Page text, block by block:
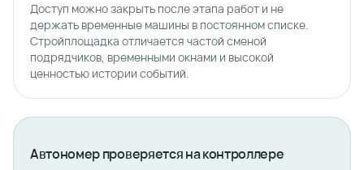
Доступ можно закрыть после этапа работ и не
держать временные машины в постоянном списке.
Стройплощадка отличается частой сменой
подрядчиков, временными окнами и высокой
ценностью истории событий.
Автономер проверяется на контроллере